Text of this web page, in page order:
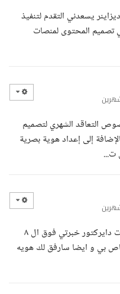
يسعدني التقدم لتنفيذ
تصميم المحتوى لمنصات
التعاقد الشهري لتصميم
إلى إعداد هوية بصرية
ت...
السلام عليكم صالح ، معك محمد فضل ارت دايركتور خبرتي فوق ال ٨
بي و ايضا سارفق لك هويه